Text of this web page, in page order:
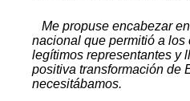
Me propuse encabezar
nacional que permitió a
legítimos representantes y
positiva transformación de
necesitábamos.